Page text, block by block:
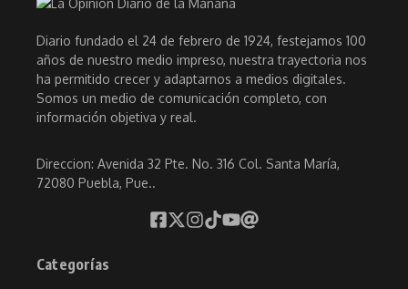
Diario fundado el 24 de febrero de 1924, festejamos 100
años de nuestro medio impreso, nuestra trayectoria nos
ha permitido crecer y adaptarnos a medios digitales.
Somos un medio de comunicación completo, con
información objetiva y real.
Direccion: Avenida 32 Pte. No. 316 Col. Santa María,
72080 Puebla, Pue..
Categorías